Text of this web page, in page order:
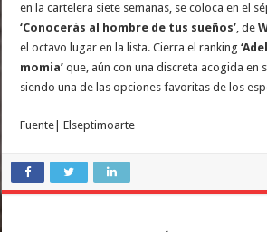
en la cartelera siete semanas, se coloca en el
‘Conocerás al hombre de tus sueños’, de
el octavo lugar en la lista. Cierra el ranking
momia’ que, aún con una discreta acogida en
siendo una de las opciones favoritas de los
Fuente| Elseptimoarte